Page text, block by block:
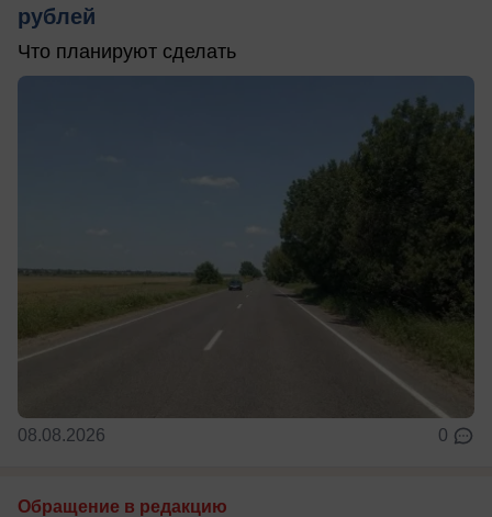
рублей
Что планируют сделать
08.08.2026 0
Обращение в редакцию